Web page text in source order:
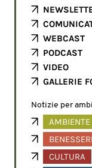
WEBCAST
PODCAST
VIDEO
GALLERIE
Notizie per
AMBIENTE
CULTURA